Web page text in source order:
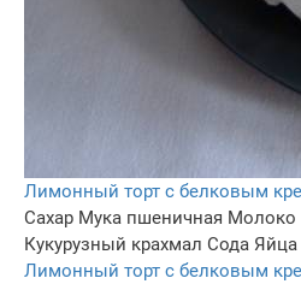
Лимонный торт с белковым
Сахар Мука пшеничная Молоко
Кукурузный крахмал Сода Яйца
Лимонный торт с белковым